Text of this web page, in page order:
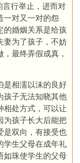
言行举止，进而对
一对又一对的怨
的婚姻关系是给孩
妻为了孩子，不妨
最终弄假成真，
是相濡以沫的良好
孩子无法知晓其他
相处方式，可以让
为孩子长大后能把
是双向，有接受也
学生父母在成年礼
如珠使学生的父母